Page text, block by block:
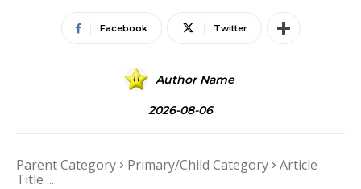
Facebook Twitter
Author Name
2026-08-06
Parent Category Primary/Child Category
Article
Title ...